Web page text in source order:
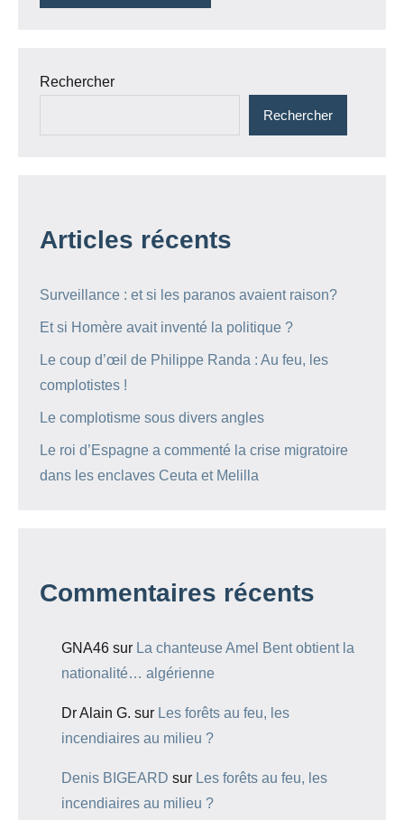
Rechercher
Rechercher
Articles récents
Surveillance : et si les paranos avaient raison?
Et si Homère avait inventé la politique ?
Le coup d’œil de Philippe Randa : Au feu, les
complotistes !
Le complotisme sous divers angles
Le roi d’Espagne a commenté la crise migratoire
dans les enclaves Ceuta et Melilla
Commentaires récents
GNA46 sur La chanteuse Amel Bent obtient la
nationalité… algérienne
Dr Alain G. sur Les forêts au feu, les
incendiaires au milieu ?
Denis BIGEARD sur Les forêts au feu, les
incendiaires au milieu ?